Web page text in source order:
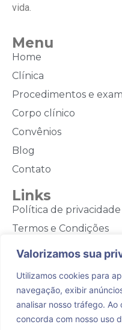
Valorizamos sua
Utilizamos cookies para
navegação, exibir
analisar nosso tráfego. Ao
concorda com nosso uso
vida.
Menu
Home
Clínica
Procedimentos e
Corpo clínico
Convênios
Blog
Contato
Links
Política de privacidade
Termos e Condições
Contato
(44) 9 9973-0804
Rua Rodrigo